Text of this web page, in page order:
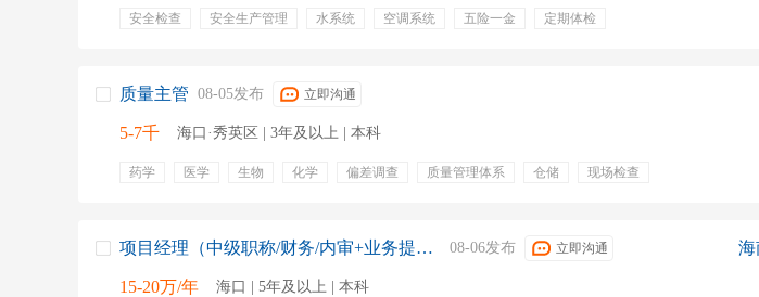
安全检查 安全生产管理 水系统 空调系统 五险一金
定期体检
质量主管 08-05发布 立即沟通
5-7千 海口·秀英区 | 3年及以上 | 本科
药学 医学 生物 化学 偏差调查 质量管理体系 仓储
现场检查
项目经理（中级职称/财务/内审+业务提成） 08-06发布 立即沟通
15-20万/年 海口 | 5年及以上 | 本科